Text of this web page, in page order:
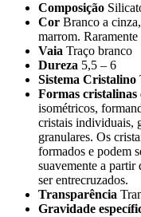
Composição
Cor Branco a
marrom.
Vaia Traço branco
Dureza 5,5 – 6
Sistema Cristalino
Formas cristalinas
isométricos,
cristais individuais,
granulares. Os
formados e podem
suavemente a partir
ser entrecruzados.
Transparência
Gravidade